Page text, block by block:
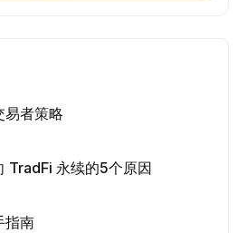
易者策略
TradFi 永续的5个原因
指南